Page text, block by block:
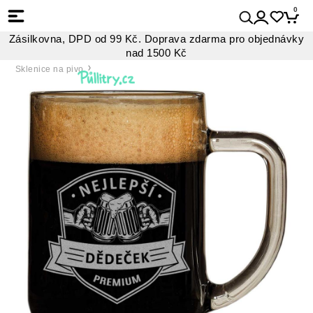
0
Zásilkovna, DPD od 99 Kč. Doprava zdarma pro objednávky
nad 1500 Kč
Sklenice na pivo